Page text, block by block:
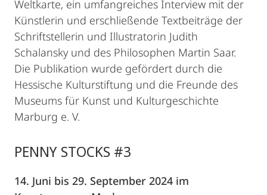
Weltkarte, ein umfangreiches Interview mit der
Künstlerin und erschließende Textbeiträge der
Schriftstellerin und Illustratorin Judith
Schalansky und des Philosophen Martin Saar.
Die Publikation wurde gefördert durch die
Hessische Kulturstiftung und die Freunde des
Museums für Kunst und Kulturgeschichte
Marburg e. V.
PENNY STOCKS #3
14. Juni bis 29. September 2024 im